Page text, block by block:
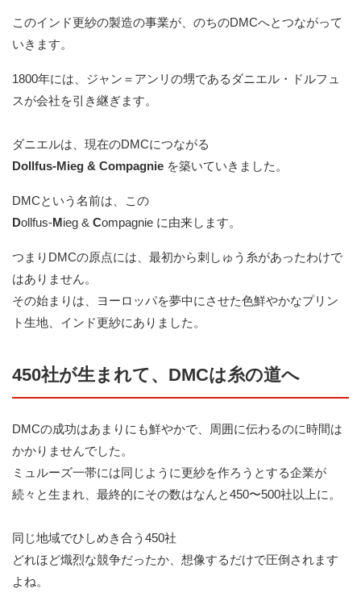
このインド更紗の製造の事業が、のちのDMCへとつながって
いきます。
1800年には、ジャン＝アンリの甥であるダニエル・ドルフュ
スが会社を引き継ぎます。
ダニエルは、現在のDMCにつながる
Dollfus-Mieg & Compagnie を築いていきました。
DMCという名前は、この
Dollfus-Mieg & Compagnie に由来します。
つまりDMCの原点には、最初から刺しゅう糸があったわけで
はありません。
その始まりは、ヨーロッパを夢中にさせた色鮮やかなプリン
ト生地、インド更紗にありました。
450社が生まれて、DMCは糸の道へ
DMCの成功はあまりにも鮮やかで、周囲に伝わるのに時間は
かかりませんでした。
ミュルーズ一帯には同じように更紗を作ろうとする企業が
続々と生まれ、最終的にその数はなんと450〜500社以上に。
同じ地域でひしめき合う450社
どれほど熾烈な競争だったか、想像するだけで圧倒されます
よね。